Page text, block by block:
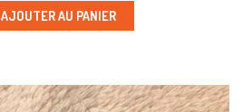
AJOUTER AU PANIER